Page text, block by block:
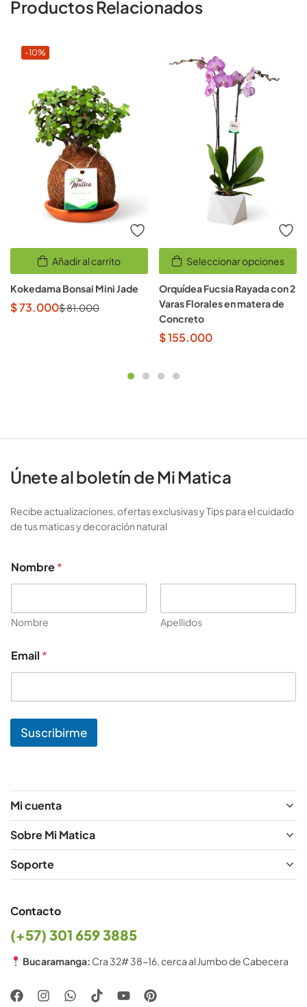
Productos Relacionados
Añadir al carrito
-10%
Kokedama Bonsai Mini Jade
$73.000$81.000
Seleccionar opciones
Orquídea Fucsia Rayada con 2
Varas Florales en matera de
Concreto
$155.000
Únete al boletín de Mi Matica
Recibe actualizaciones, ofertas exclusivas y Tips para el cuidado
de tus maticas y decoración natural
Nombre*
Nombre Apellidos
o
m
r
*
Email *
Suscribirme
Mi cuenta
Sobre Mi Matica
Soporte
Contacto
(+57) 301 659 3885
Bucaramanga: Cra 32# 38-16, cerca al Jumbo de Cabecera